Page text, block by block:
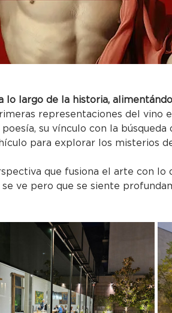
lo largo de la historia,
representaciones del vino
su vínculo con la búsqueda
para explorar los misterios
que fusiona el arte con lo
ve pero que se siente